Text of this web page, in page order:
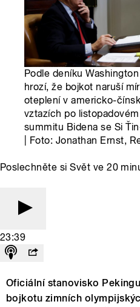
Podle deníku
hrozí, že bojkot naruší
oteplení v americko-
vztazích po
summitu Bidena se Si
| Foto: Jonathan Ernst,
Poslechněte si Svět ve 20
23:39
Oficiální stanovisko
bojkotu zimních